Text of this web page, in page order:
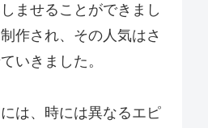
ませることができまし
作され、その人気はさ
いきました。
は、時には異なるエピ